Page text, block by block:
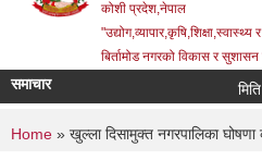
कोशी प्रदेश,नेपाल
"उद्योग,व्यापार,कृषि,शिक्षा,स्वास्थ्य
बिर्तामोड नगरको विकास र सुशासन
समाचार मिति
You are here
Home » खुल्ला दिसामुक्त नगरपालिका घोषणा